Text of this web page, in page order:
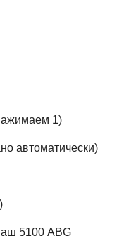
1)
автоматически)
5100 ABG